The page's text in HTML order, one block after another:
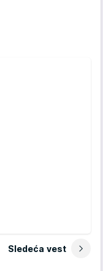
Sledeća vest